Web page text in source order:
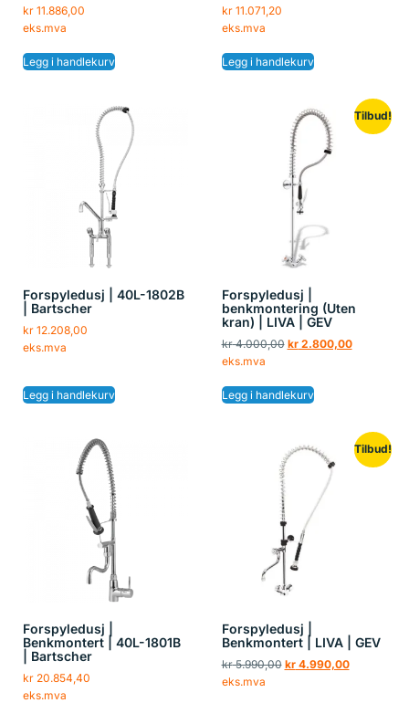
kr 11.886,00
eks.mva
Legg i handlekurv
kr11.071,20
eks.mva
Legg i handlekurv
Forspyledusj | 40L-1802B
| Bartscher
kr 12.208,00
eks.mva
Legg i handlekurv
Tilbud!
Forspyledusj |
benkmontering (Uten
kran) | LIVA | GEV
kr4.000,00 kr2.800,00
eks.mva
Legg i handlekurv
Forspyledusj |
Benkmontert | 40L-1801B
| Bartscher
kr 20.854,40
eks.mva
Tilbud!
Forspyledusj |
Benkmontert | LIVA | GEV
kr5.990,00 kr4.990,00
eks.mva